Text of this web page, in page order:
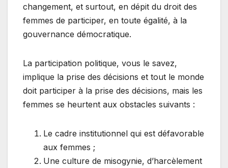
changement, et surtout, en dépit du droit des
femmes de participer, en toute égalité, à la
gouvernance démocratique.
La participation politique, vous le savez,
implique la prise des décisions et tout le monde
doit participer à la prise des décisions, mais les
femmes se heurtent aux obstacles suivants :
Le cadre institutionnel qui est défavorable
aux femmes ;
Une culture de misogynie, d’harcèlement